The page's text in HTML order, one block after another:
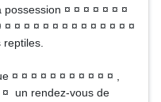
¤ ¤ ¤ ¤ ¤ ¤ ¤
¤ ¤ ¤ ¤ ¤ ¤ ¤ ¤ ¤ ¤ ¤ ¤ ¤
¤ ¤ ¤ ¤ ¤ ¤ ¤ ¤ ¤ ¤ ¤ ,
¤ un rendez-vous de